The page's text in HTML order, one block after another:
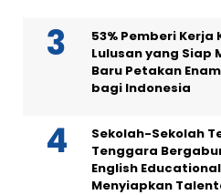
53% Pemberi
Lulusan yang Siap
Baru Petakan
bagi Indonesia
Sekolah-Sekolah
Tenggara
English
Menyiapkan